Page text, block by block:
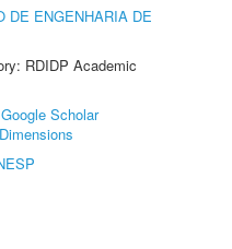
DE ENGENHARIA DE
RDIDP Academic
Google Scholar
Dimensions